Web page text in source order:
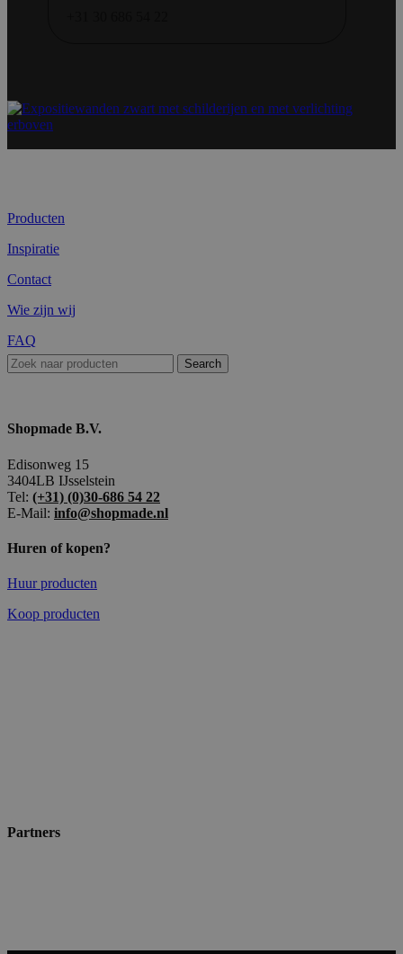
Producten
Inspiratie
Contact
Wie zijn wij
FAQ
Search
Shopmade B.V.
Edisonweg 15
3404LB IJsselstein
Tel: (+31) (0)30-686 54 22
E-Mail: info@shopmade.nl
Huren of kopen?
Huur producten
Koop producten
Partners